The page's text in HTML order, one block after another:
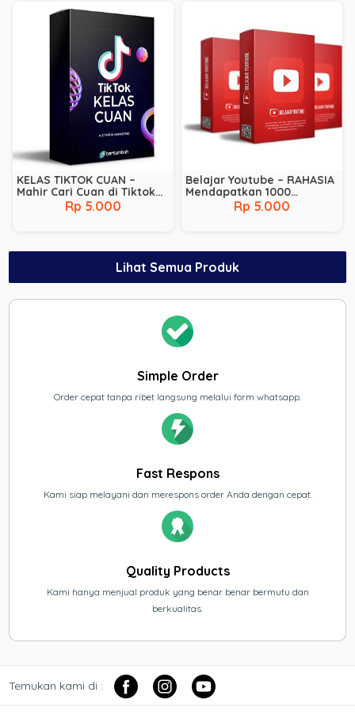
KELAS TIKTOK CUAN –
Mahir Cari Cuan di Tiktok
Dari A sampai Z
Rp 5.000
Belajar Youtube – RAHASIA
Mendapatkan 1000
SUBSCRIBER dan 4000 JAM
TAYANG dengan CEPAT
Rp 5.000
Lihat Semua Produk
Simple Order
Order cepat tanpa ribet langsung melalui form whatsapp.
Fast Respons
Kami siap melayani dan merespons order Anda dengan cepat.
Quality Products
Kami hanya menjual produk yang benar benar bermutu dan
berkualitas.
Temukan kami di :